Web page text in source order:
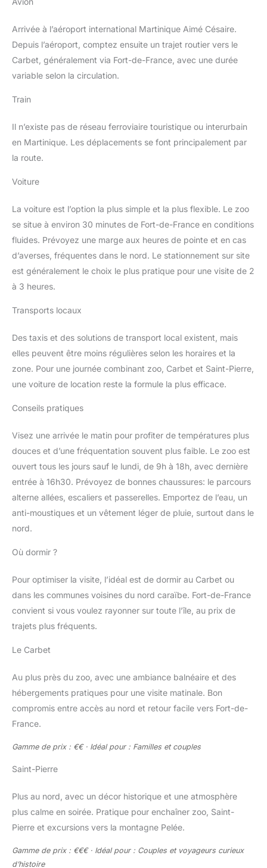
Arrivée à l’aéroport international Martinique Aimé Césaire.
Depuis l’aéroport, comptez ensuite un trajet routier vers le
Carbet, généralement via Fort-de-France, avec une durée
variable selon la circulation.
Train
Il n’existe pas de réseau ferroviaire touristique ou interurbain
en Martinique. Les déplacements se font principalement par
la route.
Voiture
La voiture est l’option la plus simple et la plus flexible. Le zoo
se situe à environ 30 minutes de Fort-de-France en conditions
fluides. Prévoyez une marge aux heures de pointe et en cas
d’averses, fréquentes dans le nord. Le stationnement sur site
est généralement le choix le plus pratique pour une visite de 2
à 3 heures.
Transports locaux
Des taxis et des solutions de transport local existent, mais
elles peuvent être moins régulières selon les horaires et la
zone. Pour une journée combinant zoo, Carbet et Saint-Pierre,
une voiture de location reste la formule la plus efficace.
Conseils pratiques
Visez une arrivée le matin pour profiter de températures plus
douces et d’une fréquentation souvent plus faible. Le zoo est
ouvert tous les jours sauf le lundi, de 9h à 18h, avec dernière
entrée à 16h30. Prévoyez de bonnes chaussures: le parcours
alterne allées, escaliers et passerelles. Emportez de l’eau, un
anti-moustiques et un vêtement léger de pluie, surtout dans le
nord.
Où dormir ?
Pour optimiser la visite, l’idéal est de dormir au Carbet ou
dans les communes voisines du nord caraïbe. Fort-de-France
convient si vous voulez rayonner sur toute l’île, au prix de
trajets plus fréquents.
Le Carbet
Au plus près du zoo, avec une ambiance balnéaire et des
hébergements pratiques pour une visite matinale. Bon
compromis entre accès au nord et retour facile vers Fort-de-
France.
Gamme de prix : €€ · Idéal pour : Familles et couples
Saint-Pierre
Plus au nord, avec un décor historique et une atmosphère
plus calme en soirée. Pratique pour enchaîner zoo, Saint-
Pierre et excursions vers la montagne Pelée.
Gamme de prix : €€€ · Idéal pour : Couples et voyageurs curieux
d’histoire